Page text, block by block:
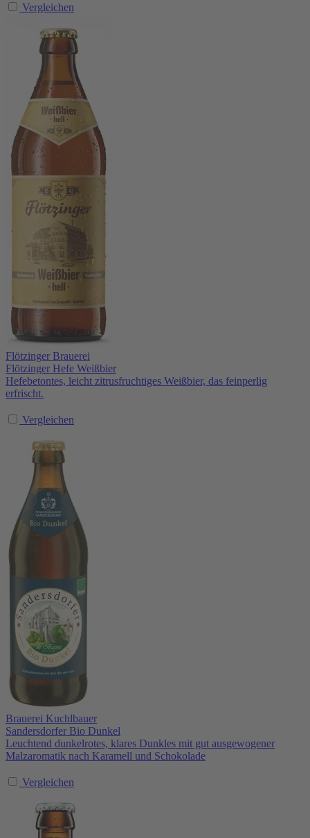
Vergleichen
Flötzinger Brauerei
Flötzinger Hefe Weißbier
Hefebetontes, leicht zitrusfruchtiges Weißbier, das feinperlig
erfrischt.
Vergleichen
Brauerei Kuchlbauer
Sandersdorfer Bio Dunkel
Leuchtend dunkelrotes, klares Dunkles mit gut ausgewogener
Malzaromatik nach Karamell und Schokolade
Vergleichen